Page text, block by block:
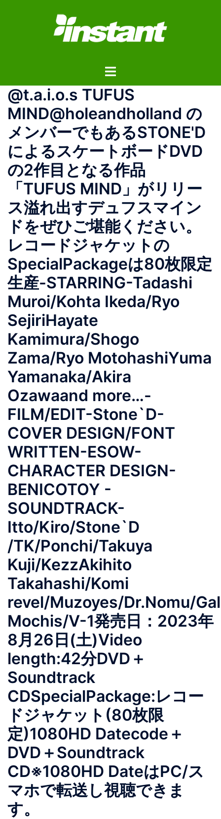
ス
ト
ル
ニ
ュ
ー
@t.a.i.o.s TUFUS
MIND@holeandholland の
メンバーでもあるSTONE'D
によるスケートボードDVD
の2作目となる作品
「TUFUS MIND」がリリー
ス溢れ出すデュフスマイン
ドをぜひご堪能ください。
レコードジャケットの
SpecialPackageは80枚限定
生産-STARRING-Tadashi
Muroi/Kohta Ikeda/Ryo
SejiriHayate
Kamimura/Shogo
Zama/Ryo MotohashiYuma
Yamanaka/Akira
Ozawaand more…-
FILM/EDIT-Stone`D-
COVER DESIGN/FONT
WRITTEN-ESOW-
CHARACTER DESIGN-
BENICOTOY -
SOUNDTRACK-
Itto/Kiro/Stone`D
/TK/Ponchi/Takuya
Kuji/KezzAkihito
Takahashi/Komi
revel/Muzoyes/Dr.Nomu/
Mochis/V-1発売日：2023年
8月26日(土)Video
length:42分DVD＋
Soundtrack
CDSpecialPackage:レコー
ドジャケット(80枚限
定)1080HD Datecode＋
DVD＋Soundtrack
CD※1080HD DateはPC/ス
マホで転送し視聴できま
す。